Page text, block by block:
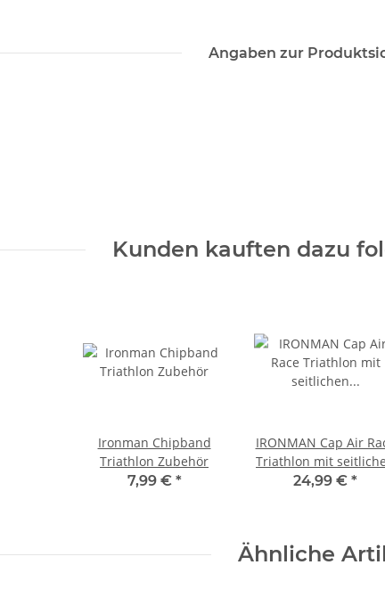
Angaben zur
Kunden kauften dazu
Ironman Chipband
Triathlon Zubehör
7,99 € *
IRONMAN Cap Air
Triathlon mit seitlichen
Belüftungszonen
24,99 € *
Ähnliche